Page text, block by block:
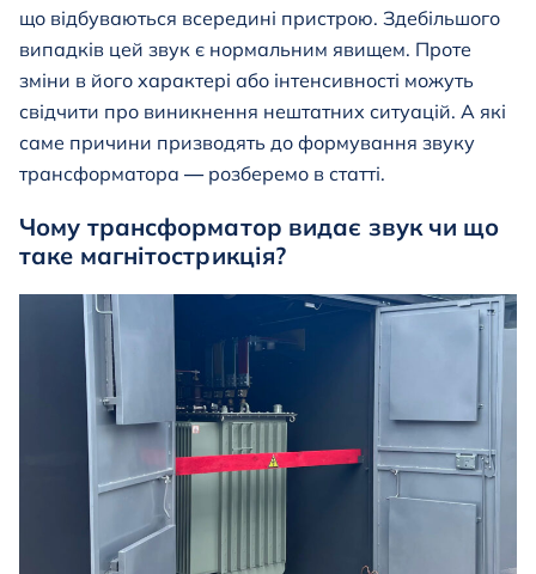
що відбуваються всередині пристрою. Здебільшого
випадків цей звук є нормальним явищем. Проте
зміни в його характері або інтенсивності можуть
свідчити про виникнення нештатних ситуацій. А які
саме причини призводять до формування звуку
трансформатора — розберемо в статті.
Чому трансформатор видає звук чи що
таке магнітострикція?